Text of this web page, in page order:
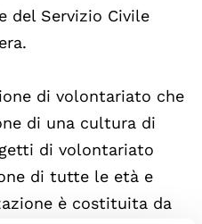
del Servizio Civile
di volontariato che
di una cultura di
di volontariato
di tutte le età e
è costituita da